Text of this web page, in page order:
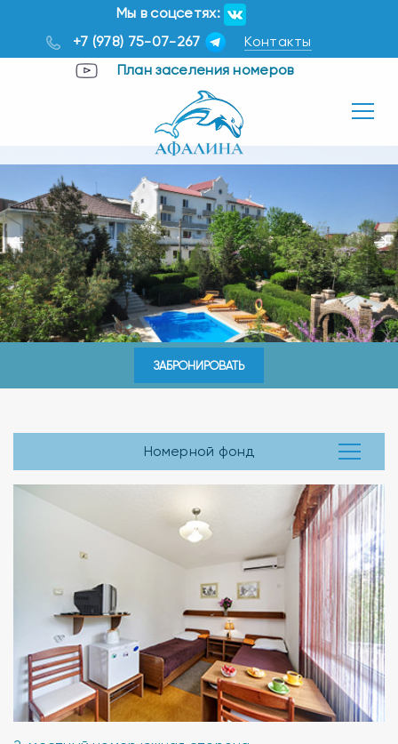
Мы в соцсетях:
+7 (978) 75-07-267
Контакты
План заселения номеров
ЗАБРОНИРОВАТЬ
Номерной фонд